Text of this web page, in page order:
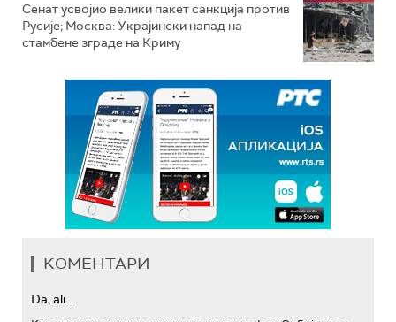
Сенат усвојио велики пакет санкција против
Русије; Москва: Украјински напад на
стамбене зграде на Криму
КОМЕНТАРИ
Da, ali...